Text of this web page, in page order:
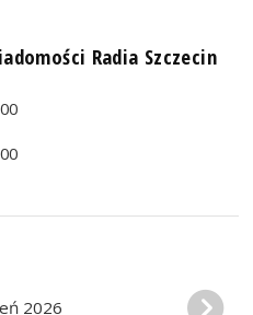
Radia Szczecin
2026